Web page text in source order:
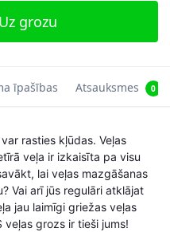
Uz grozu
īpašības Atsauksmes 0
rasties kļūdas. Veļas
veļa ir izkaisīta pa visu
lai veļas mazgāšanas
Vai arī jūs regulāri atklājat
jau laimīgi griežas veļas
veļas grozs ir tieši jums!